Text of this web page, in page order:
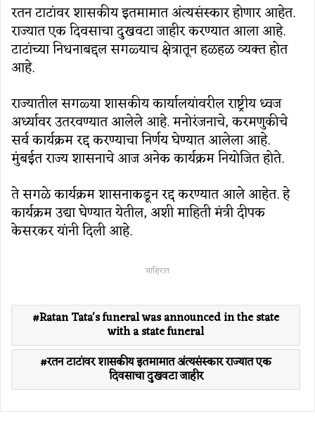
रतन टाटांवर शासकीय इतमामात अंत्यसंस्कार होणार आहेत.
राज्यात एक दिवसाचा दुखवटा जाहीर करण्यात आला आहे.
टाटांच्या निधनाबद्दल सगळ्याच क्षेत्रातून हळहळ व्यक्त होत
आहे.
राज्यातील सगळ्या शासकीय कार्यालयांवरील राष्ट्रीय ध्वज
अर्ध्यावर उतरवण्यात आलेले आहे. मनोरंजनाचे, करमणुकीचे
सर्व कार्यक्रम रद्द करण्याचा निर्णय घेण्यात आलेला आहे.
मुंबईत राज्य शासनाचे आज अनेक कार्यक्रम नियोजित होते.
ते सगळे कार्यक्रम शासनाकडून रद्द करण्यात आले आहेत. हे
कार्यक्रम उद्या घेण्यात येतील, अशी माहिती मंत्री दीपक
केसरकर यांनी दिली आहे.
जाहिरात
Ratan Tata's funeral was announced in the state
with a state funeral
रतन टाटांवर शासकीय इतमामात अंत्यसंस्कार राज्यात एक
दिवसाचा दुखवटा जाहीर